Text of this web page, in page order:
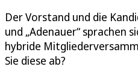
Der Vorstand und die
und „Adenauer“ sprachen
hybride
Sie diese ab?